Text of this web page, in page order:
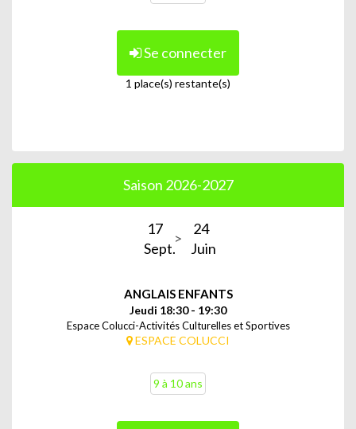
Se connecter
1 place(s) restante(s)
Saison 2026-2027
17
Sept.
24
Juin
ANGLAIS ENFANTS
Jeudi 18:30 - 19:30
Espace Colucci-Activités Culturelles et Sportives
ESPACE COLUCCI
9 à 10 ans